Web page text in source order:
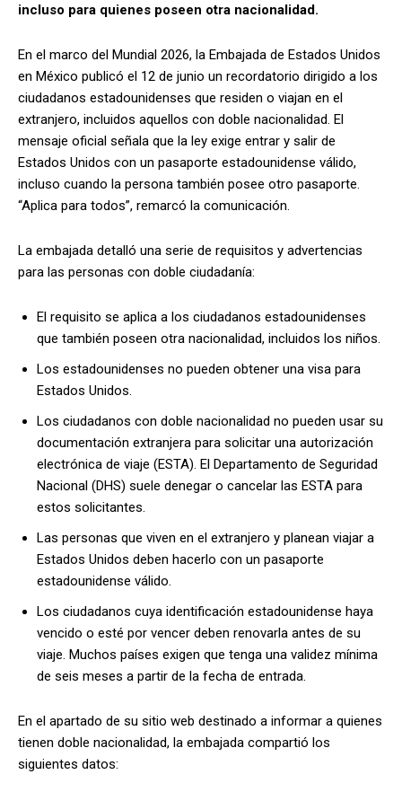
incluso para quienes poseen otra nacionalidad.
En el marco del Mundial 2026, la Embajada de Estados Unidos
en México publicó el 12 de junio un recordatorio dirigido a los
ciudadanos estadounidenses que residen o viajan en el
extranjero, incluidos aquellos con doble nacionalidad. El
mensaje oficial señala que la ley exige entrar y salir de
Estados Unidos con un pasaporte estadounidense válido,
incluso cuando la persona también posee otro pasaporte.
“Aplica para todos”, remarcó la comunicación.
La embajada detalló una serie de requisitos y advertencias
para las personas con doble ciudadanía:
El requisito se aplica a los ciudadanos estadounidenses
que también poseen otra nacionalidad, incluidos los niños.
Los estadounidenses no pueden obtener una visa para
Estados Unidos.
Los ciudadanos con doble nacionalidad no pueden usar su
documentación extranjera para solicitar una autorización
electrónica de viaje (ESTA). El Departamento de Seguridad
Nacional (DHS) suele denegar o cancelar las ESTA para
estos solicitantes.
Las personas que viven en el extranjero y planean viajar a
Estados Unidos deben hacerlo con un pasaporte
estadounidense válido.
Los ciudadanos cuya identificación estadounidense haya
vencido o esté por vencer deben renovarla antes de su
viaje. Muchos países exigen que tenga una validez mínima
de seis meses a partir de la fecha de entrada.
En el apartado de su sitio web destinado a informar a quienes
tienen doble nacionalidad, la embajada compartió los
siguientes datos: